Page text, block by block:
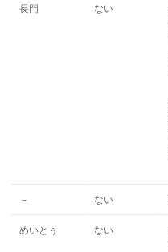
長門 ない
－ ない
めいとぅ ない